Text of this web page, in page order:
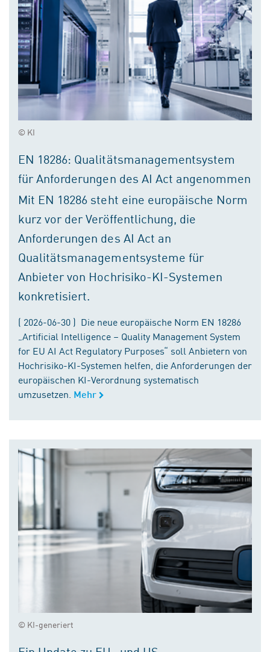
© KI
EN 18286: Qualitätsmanagementsystem
für Anforderungen des AI Act angenommen
Mit EN 18286 steht eine europäische Norm
kurz vor der Veröffentlichung, die
Anforderungen des AI Act an
Qualitätsmanagementsysteme für
Anbieter von Hochrisiko-KI-Systemen
konkretisiert.
( 2026-06-30 ) Die neue europäische Norm EN 18286
„Artificial Intelligence – Quality Management System
for EU AI Act Regulatory Purposes“ soll Anbietern von
Hochrisiko-KI-Systemen helfen, die Anforderungen der
europäischen KI-Verordnung systematisch
umzusetzen. Mehr
© KI-generiert